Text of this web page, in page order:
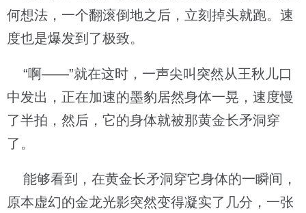
何想法，一个翻滚倒地之后，立刻掉头就跑。速
度也是爆发到了极致。
“啊——”就在这时，一声尖叫突然从王秋儿口
中发出，正在加速的墨豹居然身体一晃，速度慢
了半拍，然后，它的身体就被那黄金长矛洞穿
了。
能够看到，在黄金长矛洞穿它身体的一瞬间，
原本虚幻的金龙光影突然变得凝实了几分，一张